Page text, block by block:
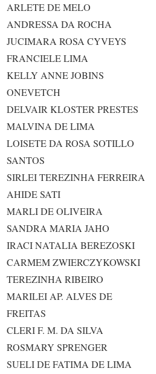
ARLETE DE MELO
ANDRESSA DA ROCHA
JUCIMARA ROSA CYVEYS
FRANCIELE LIMA
KELLY ANNE JOBINS
ONEVETCH
DELVAIR KLOSTER PRESTES
MALVINA DE LIMA
LOISETE DA ROSA SOTILLO
SANTOS
SIRLEI TEREZINHA FERREIRA
AHIDE SATI
MARLI DE OLIVEIRA
SANDRA MARIA JAHO
IRACI NATALIA BEREZOSKI
CARMEM ZWIERCZYKOWSKI
TEREZINHA RIBEIRO
MARILEI AP. ALVES DE
FREITAS
CLERI F. M. DA SILVA
ROSMARY SPRENGER
SUELI DE FATIMA DE LIMA